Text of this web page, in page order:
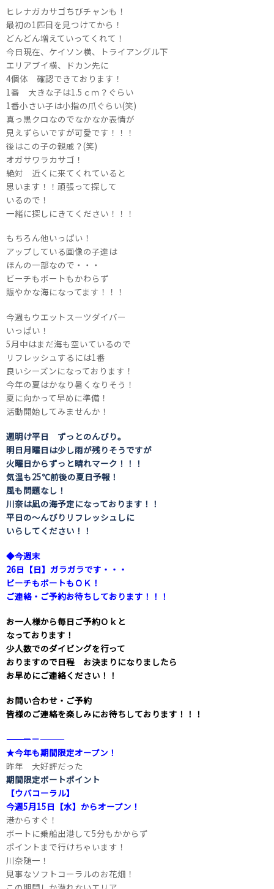
ヒレナガカサゴちびチャンも！
最初の1匹目を見つけてから！
どんどん増えていってくれて！
今日現在、ケイソン横、トライアングル下
エリアブイ横、ドカン先に
4個体 確認できております！
1番 大きな子は1.5ｃｍ？ぐらい
1番小さい子は小指の爪ぐらい(笑)
真っ黒クロなのでなかなか表情が
見えずらいですが可愛です！！！
後はこの子の親戚？(笑)
オガサワラカサゴ！
絶対 近くに来てくれていると
思います！！頑張って探して
いるので！
一緒に探しにきてください！！！
もちろん他いっぱい！
アップしている画像の子達は
ほんの一部なので・・・
ビーチもボートもかわらず
賑やかな海になってます！！！
今週もウエットスーツダイバー
いっぱい！
5月中はまだ海も空いているので
リフレッシュするには1番
良いシーズンになっております！
今年の夏はかなり暑くなりそう！
夏に向かって早めに準備！
活動開始してみませんか！
週明け平日 ずっとのんびり。
明日月曜日は少し雨が残りそうですが
火曜日からずっと晴れマーク！！！
気温も25℃前後の夏日予報！
風も問題なし！
川奈は凪の海予定になっております！！
平日の～んびりリフレッシュしに
いらしてください！！
◆今週末
26日【日】ガラガラです・・・
ビーチもボートもＯＫ！
ご連絡・ご予約お待ちしております！！！
お一人様から毎日ご予約Ｏｋと
なっております！
少人数でのダイビングを行って
おりますので日程 お決まりになりましたら
お早めにご連絡ください！！
お問い合わせ・ご予約
皆様のご連絡を楽しみにお待ちしております！！！
――――――――――――――――――――－－―――
★今年も期間限定オープン！
昨年 大好評だった
期間限定ボートポイント
【ウバコーラル】
今週5月15日【水】からオープン！
港からすぐ！
ボートに乗船出港して5分もかからず
ポイントまで行けちゃいます！
川奈随一！
見事なソフトコーラルのお花畑！